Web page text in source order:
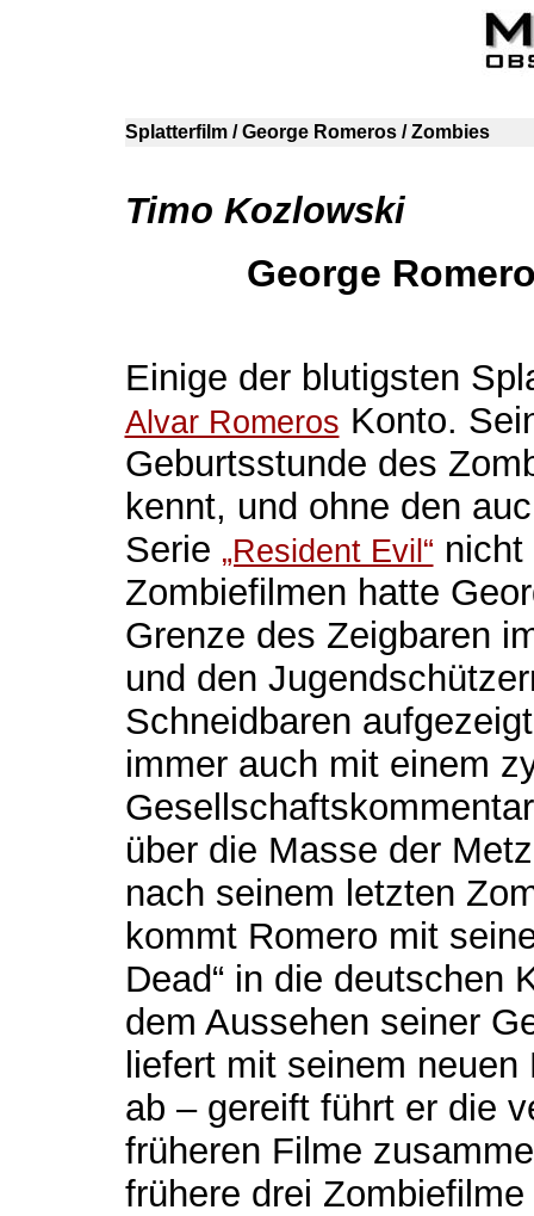
Splatterfilm / George Romeros / Zombies
Timo Kozlowski
George
Einige der blutigsten
Alvar Romeros Konto.
Geburtsstunde des
kennt, und ohne den
Serie „Resident Evil“ nicht
Zombiefilmen hatte
Grenze des Zeigbaren
und den
Schneidbaren
immer auch mit einem
über die Masse der
nach seinem letzten
kommt Romero mit
Dead“ in die deutschen
dem Aussehen seiner
liefert mit seinem
ab – gereift führt er die
früheren Filme
frühere drei